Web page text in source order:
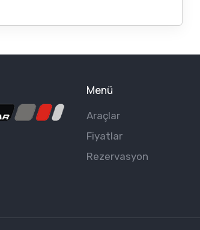
Menü
Araçlar
Fiyatlar
Rezervasyon